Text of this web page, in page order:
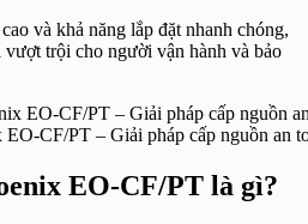
và khả năng lắp đặt nhanh chóng,
vượt trội cho người vận hành và bảo
EO-CF/PT – Giải pháp cấp nguồn an
EO-CF/PT là gì?